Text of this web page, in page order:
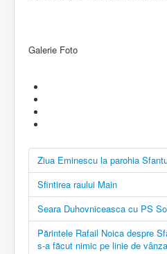
Galerie Foto
Ziua Eminescu la parohia
Sfintirea raului Main
Seara Duhovniceasca cu PS
Părintele Rafail Noica despre
s-a făcut nimic pe linie de